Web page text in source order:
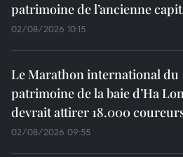
patrimoine de l’ancienne
02/08/2026 10:15
Le Marathon international du
patrimoine de la baie d’Ha
devrait attirer 18.000
02/08/2026 09:55